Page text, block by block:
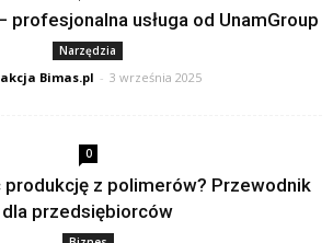
profesjonalna usługa od UnamGroup
Narzędzia
Bimas.pl - 3 września 2025
0
produkcję z polimerów? Przewodnik
dla przedsiębiorców